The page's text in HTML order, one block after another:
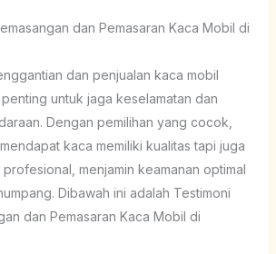
dan Pemasaran Kaca Mobil di
dan penjualan kaca mobil
untuk jaga keselamatan dan
Dengan pemilihan yang cocok,
kaca memiliki kualitas tapi juga
menjamin keamanan optimal
Dibawah ini adalah Testimoni
dan Pemasaran Kaca Mobil di